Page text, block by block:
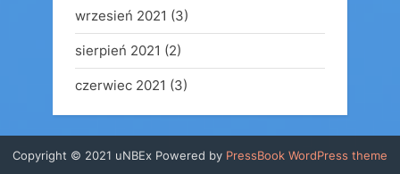
wrzesień 2021 (3)
sierpień 2021 (2)
czerwiec 2021 (3)
Copyright © 2021 uNBEx Powered by PressBook WordPress theme